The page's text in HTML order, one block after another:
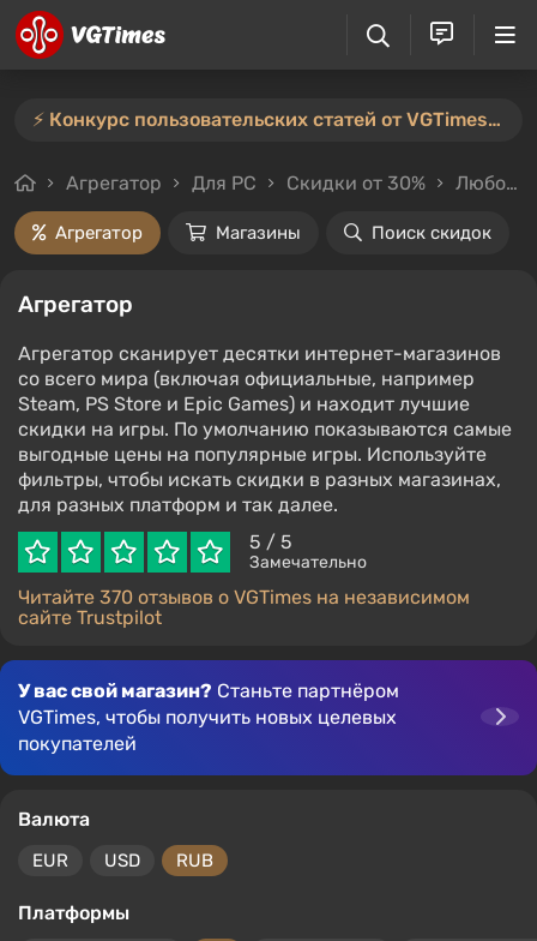
⚡️ Конкурс пользовательских статей от VGTimes продлён — участвуйте тут ⚡️
Агрегатор Для PC Скидки от 30% Любой стоимости
Агрегатор Магазины Поиск скидок
Агрегатор
Агрегатор сканирует десятки интернет-магазинов
со всего мира (включая официальные, например
Steam, PS Store и Epic Games) и находит лучшие
скидки на игры. По умолчанию показываются самые
выгодные цены на популярные игры. Используйте
фильтры, чтобы искать скидки в разных магазинах,
для разных платформ и так далее.
5 / 5
Замечательно
Читайте 370 отзывов о VGTimes на независимом
сайте Trustpilot
У вас свой магазин? Станьте партнёром
VGTimes, чтобы получить новых целевых
покупателей
Валюта
EUR USD RUB
Платформы